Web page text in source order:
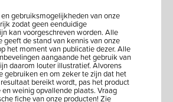
gebruiksmogelijkheden van onze
zodat geen eenduidige
kan voorgeschreven worden. Alle
geeft de stand van kennis van onze
het moment van publicatie dezer. Alle
aangaande het gebruik van
daarom louter illustratief. Alvorens
gebruiken en om zeker te zijn dat het
bereikt wordt, pas het product
weinig opvallende plaats. Vraag
fiche van onze producten! Zie